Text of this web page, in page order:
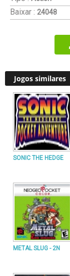
Baixar : 24048
Jogos similares
SONIC THE HEDGE
METAL SLUG - 2N